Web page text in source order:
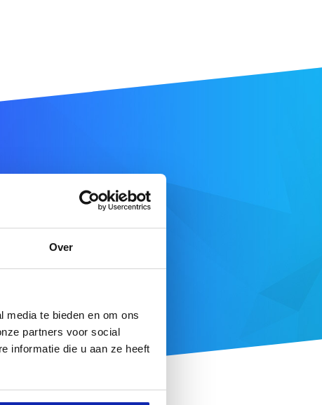
Over
media te bieden en om ons
partners voor social
informatie die u aan ze heeft
.co.uk.
DE RECHERCHE
complète ici